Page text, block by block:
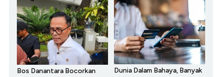
Bos Danantara Bocorkan
Dunia Dalam Bahaya, Banyak